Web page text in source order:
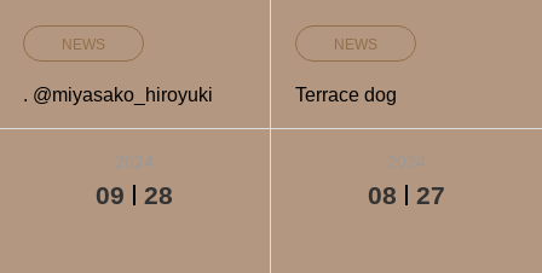
NEWS
. @miyasako_hiroyuki
NEWS
Terrace dog
2024
09 28
2024
08 27